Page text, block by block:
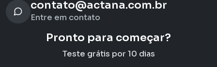
contato@actana.com.br
Entre em contato
Pronto para começar?
Teste grátis por 10 dias